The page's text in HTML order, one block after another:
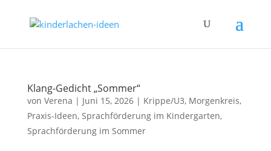
Klang-Gedicht „Sommer“
von Verena | Juni 15, 2026| Krippe/U3, Morgenkreis,
Praxis-Ideen, Sprachförderung im Kindergarten,
Sprachförderung im Sommer